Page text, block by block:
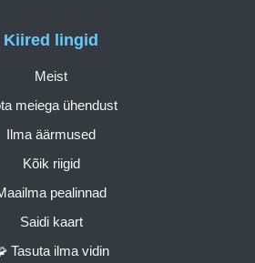
Kiired lingid
Meist
meiega ühendust
Ilma äärmused
Kõik riigid
pealinnad
Saidi kaart
Tasuta ilma vidin